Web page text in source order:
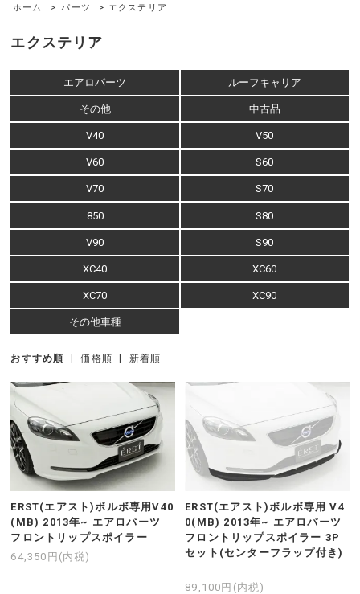
ホーム > パーツ > エクステリア
エクステリア
エアロパーツ ルーフキャリア
その他 中古品
V40 V50
V60 S60
V70 S70
850 S80
V90 S90
XC40 XC60
XC70 XC90
その他車種
おすすめ順 |価格順 |新着順
ERST(エアスト)ボルボ専用V40
(MB) 2013年~ エアロパーツ
フロントリップスポイラー
64,350円(内税)
ERST(エアスト)ボルボ専用 V4
0(MB) 2013年~ エアロパーツ
フロントリップスポイラー 3P
セット(センターフラップ付き)
89,100円(内税)